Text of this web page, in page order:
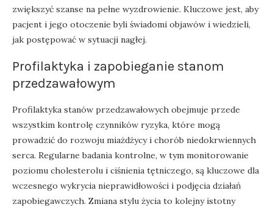
zwiększyć szanse na pełne wyzdrowienie. Kluczowe jest, aby
pacjent i jego otoczenie byli świadomi objawów i wiedzieli,
jak postępować w sytuacji nagłej.
Profilaktyka i zapobieganie stanom
przedzawałowym
Profilaktyka stanów przedzawałowych obejmuje przede
wszystkim kontrolę czynników ryzyka, które mogą
prowadzić do rozwoju miażdżycy i chorób niedokrwiennych
serca. Regularne badania kontrolne, w tym monitorowanie
poziomu cholesterolu i ciśnienia tętniczego, są kluczowe dla
wczesnego wykrycia nieprawidłowości i podjęcia działań
zapobiegawczych. Zmiana stylu życia to kolejny istotny